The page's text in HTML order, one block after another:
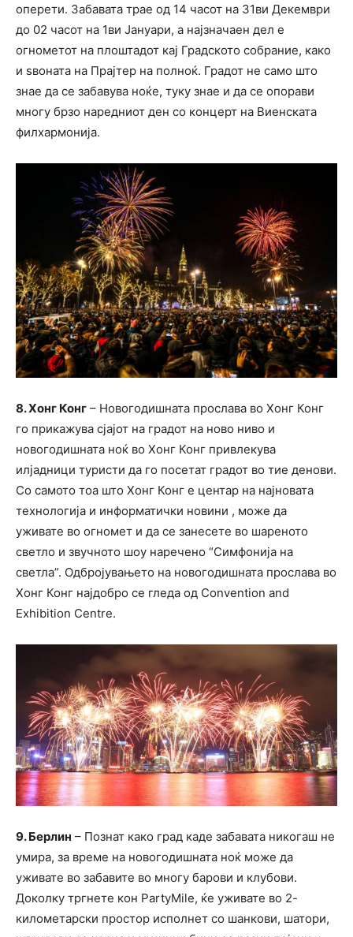
оперети. Забавата трае од 14 часот на 31ви Декември
до 02 часот на 1ви Јануари, а најзначаен дел е
огнометот на плоштадот кај Градското собрание, како
и ѕвоната на Прајтер на полноќ. Градот не само што
знае да се забавува ноќе, туку знае и да се опорави
многу брзо наредниот ден со концерт на Виенската
филхармонија.
8. Хонг Конг – Новогодишната прослава во Хонг Конг
го прикажува сјајот на градот на ново ниво и
новогодишната ноќ во Хонг Конг привлекува
илјадници туристи да го посетат градот во тие денови.
Со самото тоа што Хонг Конг е центар на најновата
технологија и информатички новини , може да
уживате во огномет и да се занесете во шареното
светло и звучното шоу наречено “Симфонија на
светла”. Одбројувањето на новогодишната прослава во
Хонг Конг најдобро се гледа од Convention and
Exhibition Centre.
9. Берлин – Познат како град каде забавата никогаш не
умира, за време на новогодишната ноќ може да
уживате во забавите во многу барови и клубови.
Доколку тргнете кон PartyMile, ќе уживате во 2-
километарски простор исполнет со шанкови, шатори,